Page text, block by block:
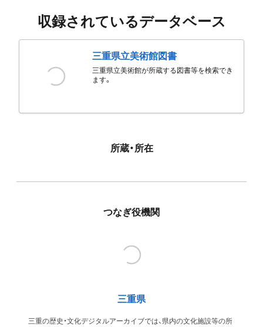
収録されているデータベース
三重県立美術館図書
三重県立美術館が所蔵する図書等を検索でき
ます。
所蔵・所在
つなぎ役機関
三重県
三重の歴史・文化デジタルアーカイブでは、県内の文化施設等の所